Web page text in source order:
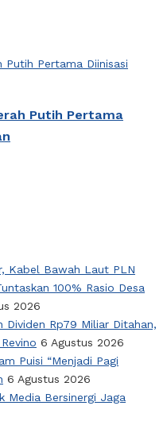
Putih Pertama
Kabel Bawah Laut PLN
100% Rasio Desa
2026
Dividen Rp79 Miliar Ditahan,
6 Agustus 2026
Puisi “Menjadi Pagi
6 Agustus 2026
Media Bersinergi Jaga